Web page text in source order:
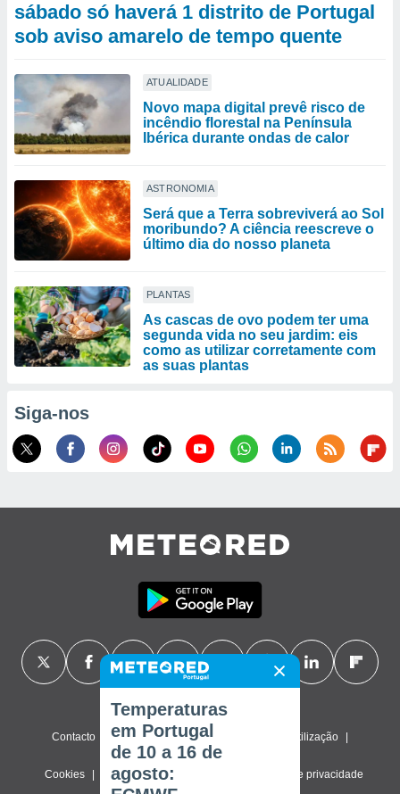
sábado só haverá 1 distrito de Portugal
sob aviso amarelo de tempo quente
ATUALIDADE
Novo mapa digital prevê risco de
incêndio florestal na Península
Ibérica durante ondas de calor
ASTRONOMIA
Será que a Terra sobreviverá ao Sol
moribundo? A ciência reescreve o
último dia do nosso planeta
PLANTAS
As cascas de ovo podem ter uma
segunda vida no seu jardim: eis
como as utilizar corretamente com
as suas plantas
Siga-nos
Contacto Sobre nós FAQ Termos de utilização
Cookies Política de privacidade Definições de privacidade
Temperaturas
em Portugal
de 10 a 16 de
agosto: